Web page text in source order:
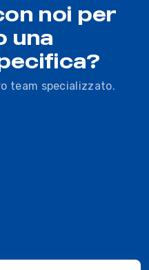
noi per
una
team specializzato.